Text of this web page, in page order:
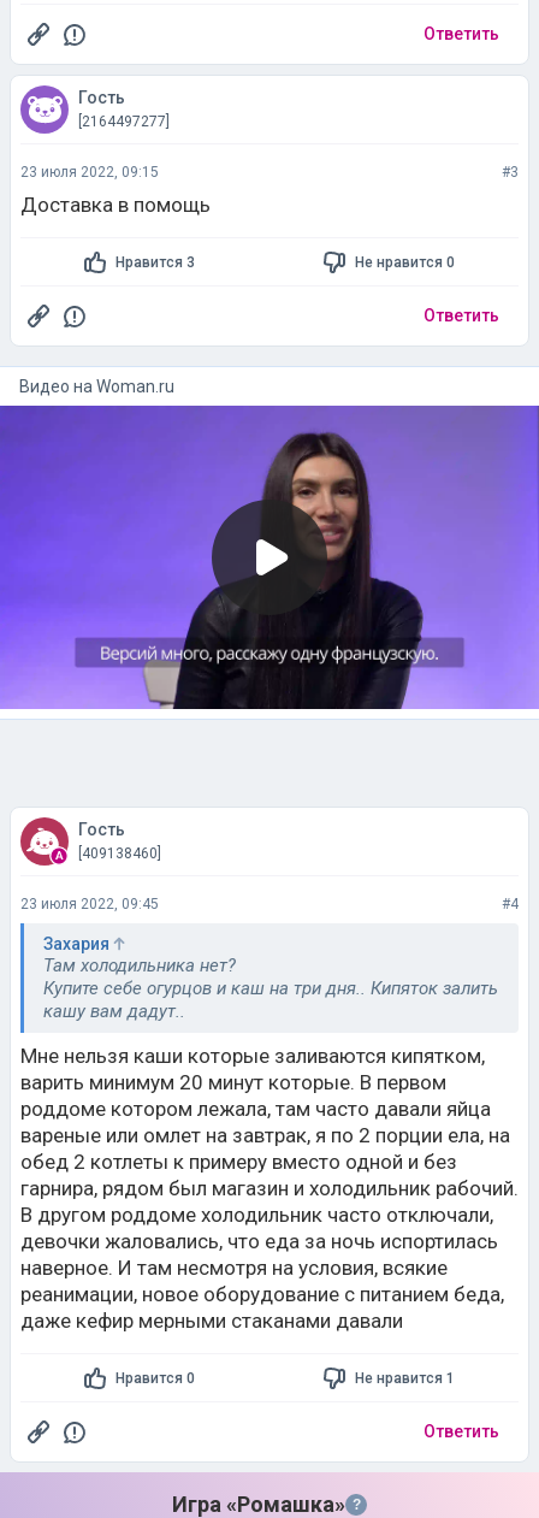
Ответить
Гость
[2164497277]
23 июля 2022, 09:15 #3
Доставка в помощь
Нравится 3 Не нравится 0
Ответить
Видео на woman.ru
Гость
[409138460]
23 июля 2022, 09:45 #4
Захария
Там холодильника нет?
Купите себе огурцов и каш на три дня.. Кипяток залить
кашу вам дадут..
Мне нельзя каши которые заливаются кипятком,
варить минимум 20 минут которые. В первом
роддоме котором лежала, там часто давали яйца
вареные или омлет на завтрак, я по 2 порции ела, на
обед 2 котлеты к примеру вместо одной и без
гарнира, рядом был магазин и холодильник рабочий.
В другом роддоме холодильник часто отключали,
девочки жаловались, что еда за ночь испортилась
наверное. И там несмотря на условия, всякие
реанимации, новое оборудование с питанием беда,
даже кефир мерными стаканами давали
Нравится 0 Не нравится 1
Ответить
Игра «Ромашка» ?